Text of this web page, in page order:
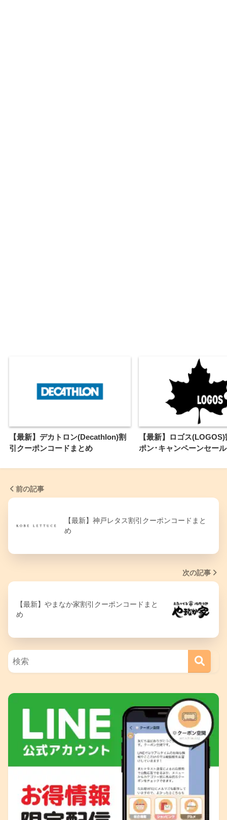
【最新】デカトロン(Decathlon)割
引クーポンコードまとめ
【最新】ロゴス
ポン･キャンペーンセー
前の記事
【最新】神戸レタス割引クーポンコードまと
め
次の記事
【最新】やまなか家割引クーポンコードまと
め